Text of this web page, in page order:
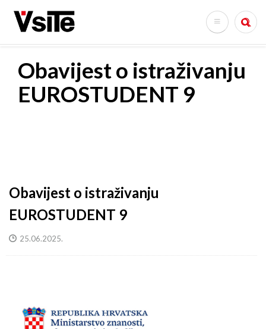
glavni
Search
Obavijest o istraživanju
EUROSTUDENT 9
Obavijest o istraživanju
EUROSTUDENT 9
25.06.2025.